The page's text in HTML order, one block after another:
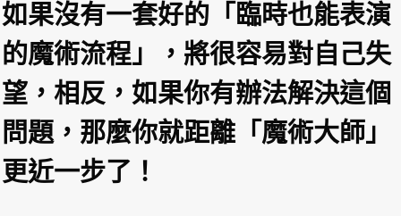
如果沒有一套好的「臨時也能表演
的魔術流程」，將很容易對自己失
望，相反，如果你有辦法解決這個
問題，那麼你就距離「魔術大師」
更近一步了！